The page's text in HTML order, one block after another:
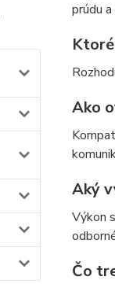
prúdu
Ako
Aký
Výkon
Čo